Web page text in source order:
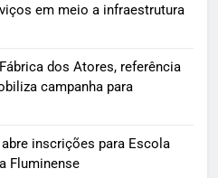
em meio a infraestrutura
dos Atores, referência
campanha para
inscrições para Escola
Fluminense